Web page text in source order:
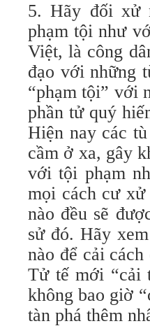
5. Hãy đối xử
phạm tội như
Việt, là công
đạo với những
“phạm tội” với
phần tử quý
Hiện nay các
cầm ở xa, gây
với tội phạm
mọi cách cư
nào đều sẽ
sử đó. Hãy
nào để cải
Tử tế mới “cải
không bao giờ
tàn phá thêm